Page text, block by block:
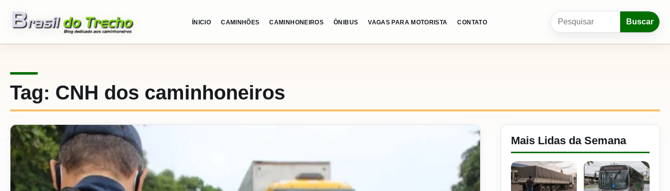
ÍNICIO CAMINHÕES CAMINHONEIROS ÔNIBUS VAGAS PARA MOTORISTA CONTATO
Pesquisar por:
Buscar
Tag: CNH dos caminhoneiros
Mais Lidas da Semana